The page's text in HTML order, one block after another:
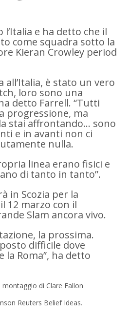
l’Italia e ha detto che il
come squadra sotto la
Kieran Crowley period
all’Italia, è stato un vero
loro sono una
detto Farrell. “Tutti
progressione, ma
stai affrontando… sono
e in avanti non ci
nulla.
linea erano fisici e
di tanto in tanto”.
in Scozia per la
12 marzo con il
Slam ancora vivo.
la prossima.
difficile dove
la Roma”, ha detto
di Clare Fallon
Reuters Belief Ideas.